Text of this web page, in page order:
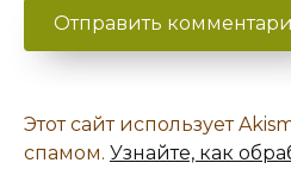
Этот сайт использует
спамом. Узнайте, как